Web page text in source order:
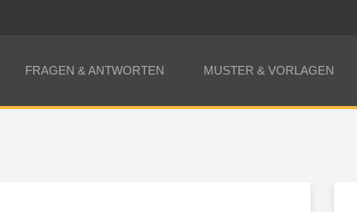
FRAGEN & ANTWORTEN MUSTER & VORLAGEN